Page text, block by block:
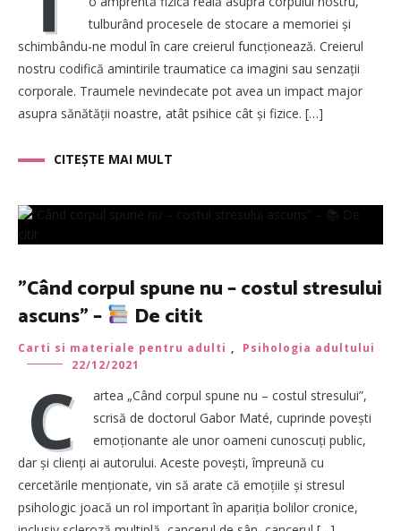
tulburând procesele de stocare a memoriei și
schimbându-ne modul în care creierul funcționează. Creierul
nostru codifică amintirile traumatice ca imagini sau senzații
corporale. Traumele nevindecate pot avea un impact major
asupra sănătății noastre, atât psihice cât și fizice. […]
CITEȘTE MAI MULT
”Când corpul spune nu – costul stresului
ascuns” –
De citit
Carti si materiale pentru adulti ,
Psihologia adultului
22/12/2021
C
artea „Când corpul spune nu – costul stresului”,
scrisă de doctorul Gabor Maté, cuprinde povești
emoționante ale unor oameni cunoscuți public,
dar și clienți ai autorului. Aceste povești, împreună cu
cercetările menționate, vin să arate că emoțiile și stresul
psihologic joacă un rol important în apariția bolilor cronice,